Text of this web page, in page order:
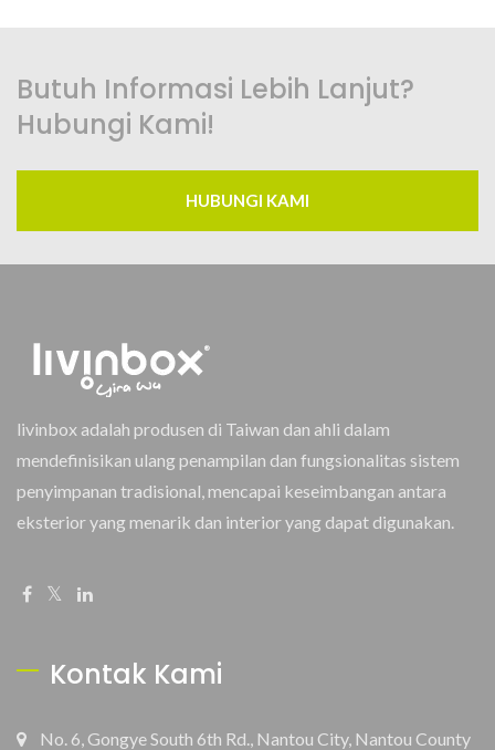
Butuh Informasi Lebih Lanjut?
Hubungi Kami!
HUBUNGI KAMI
livinbox adalah produsen di Taiwan dan ahli dalam
mendefinisikan ulang penampilan dan fungsionalitas sistem
penyimpanan tradisional, mencapai keseimbangan antara
eksterior yang menarik dan interior yang dapat digunakan.
Kontak Kami
No. 6, Gongye South 6th Rd., Nantou City, Nantou County